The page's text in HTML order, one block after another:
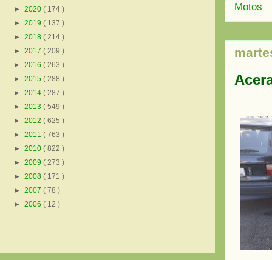
Motos
► 2020 ( 174 )
► 2019 ( 137 )
► 2018 ( 214 )
► 2017 ( 209 )
► 2016 ( 263 )
► 2015 ( 288 )
► 2014 ( 287 )
► 2013 ( 549 )
► 2012 ( 625 )
► 2011 ( 763 )
► 2010 ( 822 )
► 2009 ( 273 )
► 2008 ( 171 )
► 2007 ( 78 )
► 2006 ( 12 )